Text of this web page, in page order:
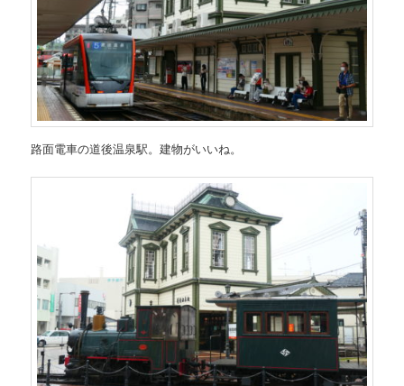
路面電車の道後温泉駅。建物がいいね。